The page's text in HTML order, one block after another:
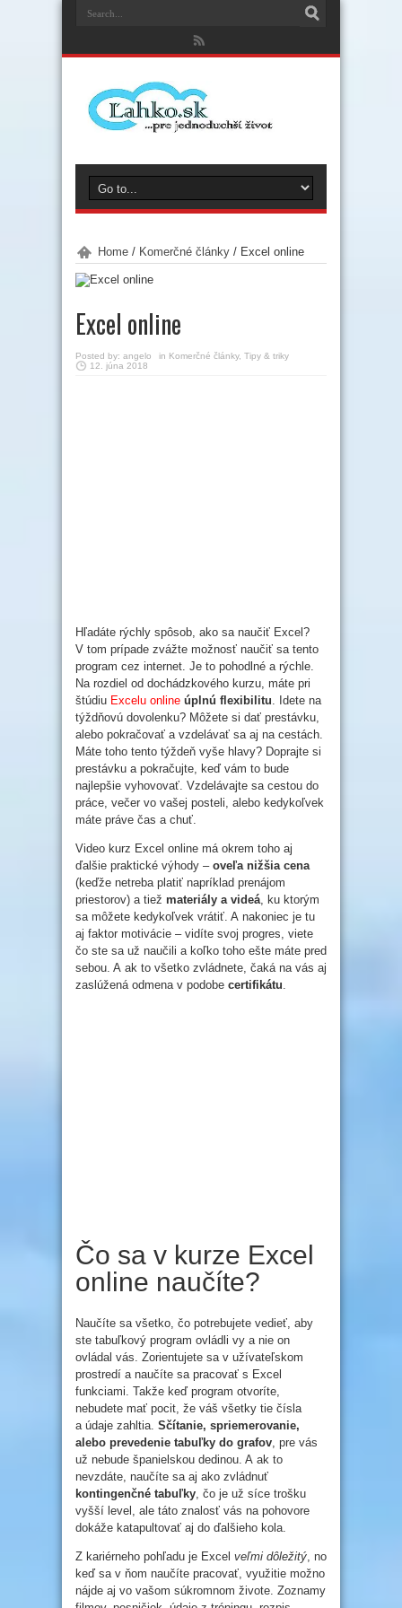
Home / Komerčné články / Excel online
Excel online
Posted by: angelo in Komerčné články, Tipy & triky
12. júna 2018
Hľadáte rýchly spôsob, ako sa naučiť Excel?
V tom prípade zvážte možnosť naučiť sa tento
program cez internet. Je to pohodlné a rýchle.
Na rozdiel od dochádzkového kurzu, máte pri
štúdiu Excelu online úplnú flexibilitu. Idete na
týždňovú dovolenku? Môžete si dať prestávku,
alebo pokračovať a vzdelávať sa aj na cestách.
Máte toho tento týždeň vyše hlavy? Doprajte si
prestávku a pokračujte, keď vám to bude
najlepšie vyhovovať. Vzdelávajte sa cestou do
práce, večer vo vašej posteli, alebo kedykoľvek
máte práve čas a chuť.
Video kurz Excel online má okrem toho aj
ďalšie praktické výhody – oveľa nižšia cena
(keďže netreba platiť napríklad prenájom
priestorov) a tiež materiály a videá, ku ktorým
sa môžete kedykoľvek vrátiť. A nakoniec je tu
aj faktor motivácie – vidíte svoj progres, viete
čo ste sa už naučili a koľko toho ešte máte pred
sebou. A ak to všetko zvládnete, čaká na vás aj
zaslúžená odmena v podobe certifikátu.
Čo sa v kurze Excel
online naučíte?
Naučíte sa všetko, čo potrebujete vedieť, aby
ste tabuľkový program ovládli vy a nie on
ovládal vás. Zorientujete sa v užívateľskom
prostredí a naučíte sa pracovať s Excel
funkciami. Takže keď program otvoríte,
nebudete mať pocit, že váš všetky tie čísla
a údaje zahltia. Sčítanie, spriemerovanie,
alebo prevedenie tabuľky do grafov, pre vás
už nebude španielskou dedinou. A ak to
nevzdáte, naučíte sa aj ako zvládnuť
kontingenčné tabuľky, čo je už síce trošku
vyšší level, ale táto znalosť vás na pohovore
dokáže katapultovať aj do ďalšieho kola.
Z kariérneho pohľadu je Excel veľmi dôležitý, no
keď sa v ňom naučíte pracovať, využitie možno
nájde aj vo vašom súkromnom živote. Zoznamy